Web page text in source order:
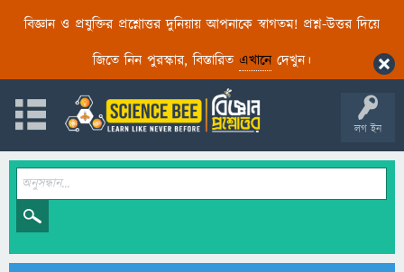
বিজ্ঞান ও প্রযুক্তির প্রশ্নোত্তর দুনিয়ায় আপনাকে স্বাগতম! প্রশ্ন-উত্তর দিয়ে
জিতে নিন পুরস্কার, বিস্তারিত এখানেদেখুন।
লগ ইন